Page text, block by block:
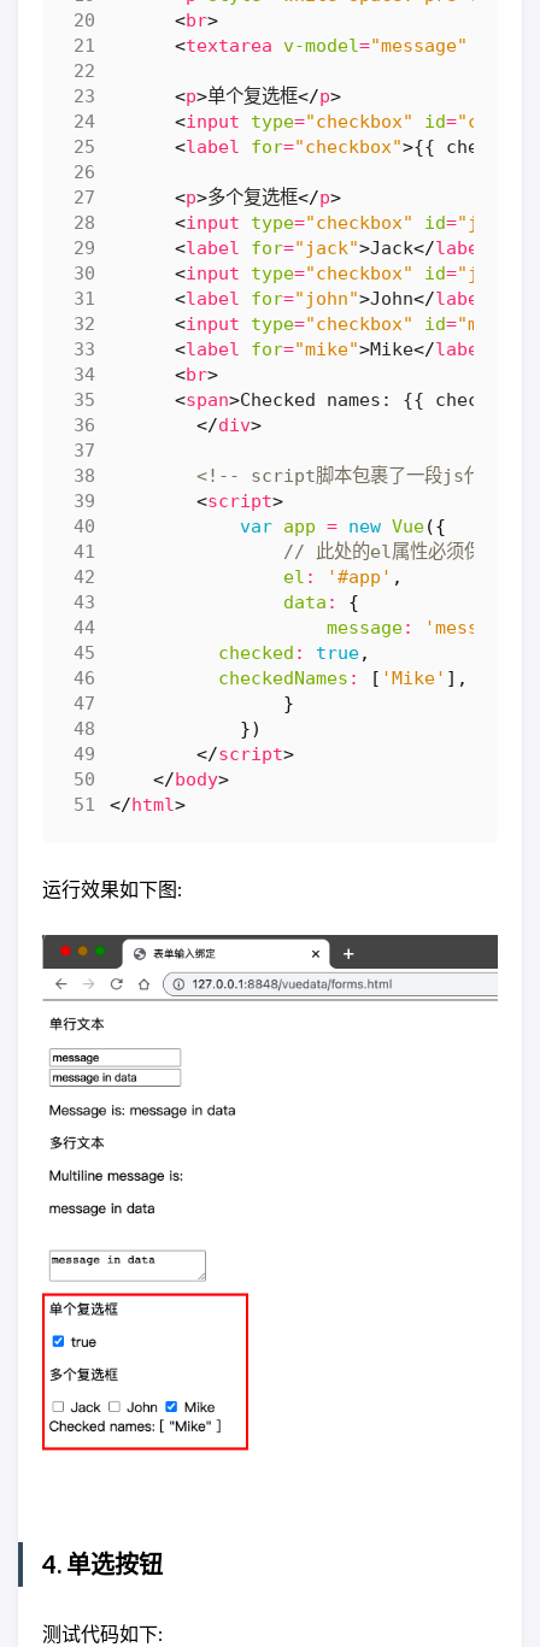
<br>
<textarea v-model="message"
<p>单个复选框</p>
<input type="checkbox" id=
<label for="checkbox">{{ checked
<p>多个复选框</p>
<input type="checkbox" id="jack"
<label for="jack">Jack</label
<input type="checkbox" id="john"
<label for="john">John</label
<input type="checkbox" id="mike"
<label for="mike">Mike</label
<br>
<span>Checked names: {{
</div>
<!-- script脚本包裹了一段js代码 --
<script>
var app = new Vue({
el : '#app' ,
data :
{
message:
'message
checked : true,
checkedNames : [ 'Mike' ],
}
})
</script>
</body>
</html>
运行效果如下图:
4. 单选按钮
测试代码如下: